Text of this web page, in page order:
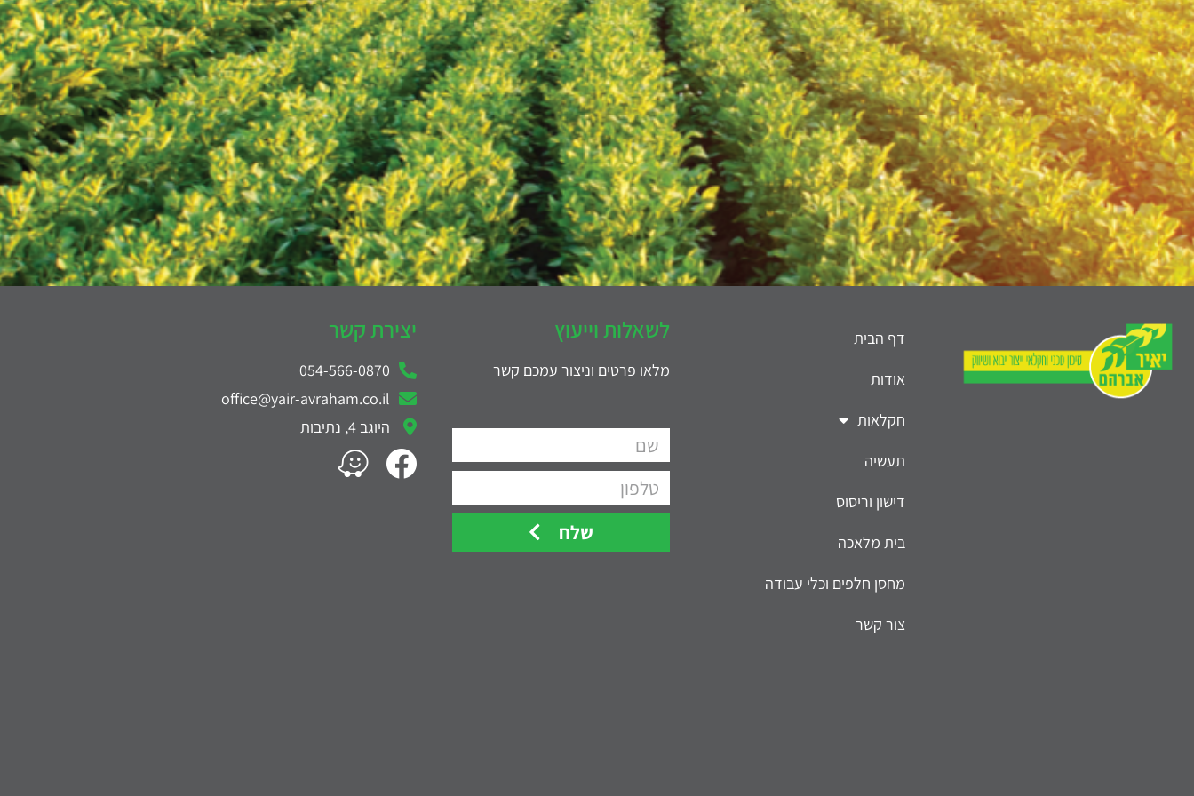
דף הבית
אודות
חקלאות
תעשיה
דישון וריסוס
בית מלאכה
מחסן חלפים וכלי עבודה
צור קשר
לשאלות וייעוץ
מלאו פרטים וניצור עמכם קשר
שלח
יצירת קשר
054-566-0870
office@yair-avraham.co.il
היוגב 4, נתיבות